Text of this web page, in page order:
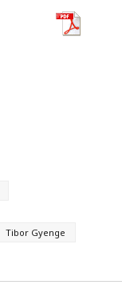
Tibor Gyenge